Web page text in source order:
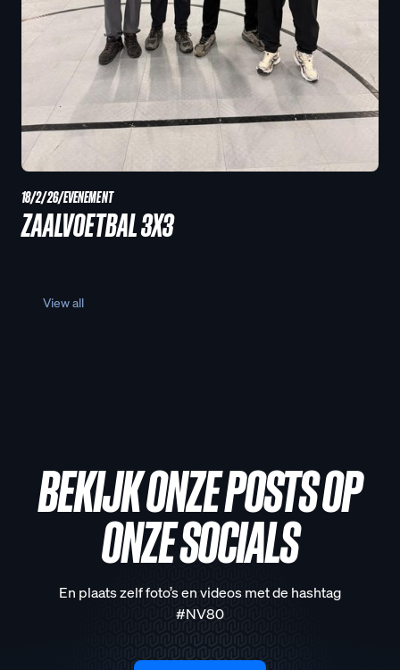
18/2/26/EVENEMENT
ZAALVOETBAL 3X3
View all
BEKIJK ONZE POSTS OP
ONZE SOCIALS
En plaats zelf foto’s en videos met de hashtag
#NV80